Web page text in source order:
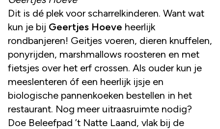
Dit is dé plek voor scharrelkinderen. Want wat
kun je bij Geertjes Hoeve heerlijk
rondbanjeren! Geitjes voeren, dieren knuffelen,
ponyrijden, marshmallows roosteren en met
fietsjes over het erf crossen. Als ouder kun je
meeslenteren óf een heerlijk ijsje en
biologische pannenkoeken bestellen in het
restaurant. Nog meer uitraasruimte nodig?
Doe Beleefpad ’t Natte Laand, vlak bij de